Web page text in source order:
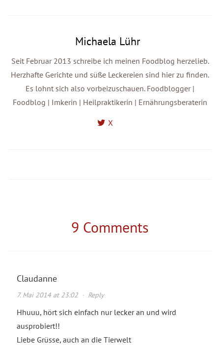
Michaela Lühr
Seit Februar 2013 schreibe ich meinen Foodblog herzelieb.
Herzhafte Gerichte und süße Leckereien sind hier zu finden.
Es lohnt sich also vorbeizuschauen. Foodblogger |
Foodblog | Imkerin | Heilpraktikerin | Ernährungsberaterin
X
kleinen Tochter gezaubert
9 Comments
Claudanne
7. Mai 2014 at 23:02· Reply
Hhuuu, hört sich einfach nur lecker an und wird
ausprobiert!!
Liebe Grüsse, auch an die Tierwelt